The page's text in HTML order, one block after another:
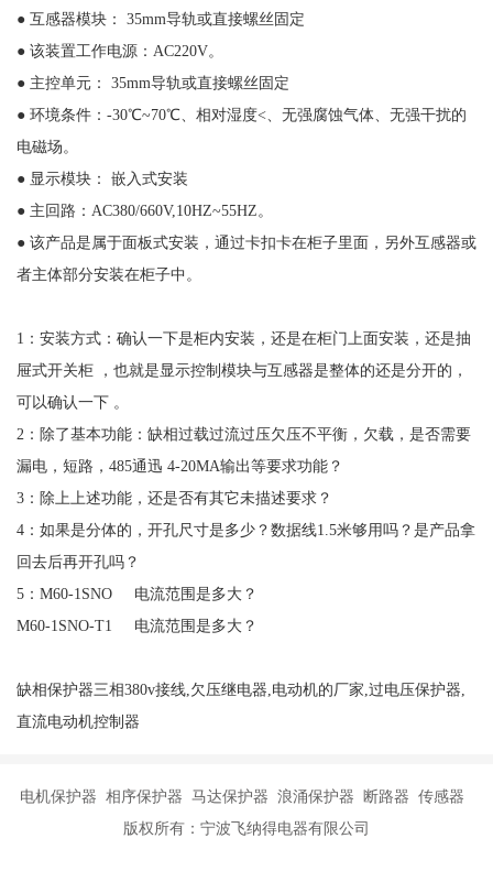
● 互感器模块： 35mm导轨或直接螺丝固定
● 该装置工作电源：AC220V。
● 主控单元： 35mm导轨或直接螺丝固定
● 环境条件：-30℃~70℃、相对湿度<、无强腐蚀气体、无强干扰的
电磁场。
● 显示模块： 嵌入式安装
● 主回路：AC380/660V,10HZ~55HZ。
● 该产品是属于面板式安装，通过卡扣卡在柜子里面，另外互感器或
者主体部分安装在柜子中。
1：安装方式：确认一下是柜内安装，还是在柜门上面安装，还是抽
屉式开关柜 ，也就是显示控制模块与互感器是整体的还是分开的，
可以确认一下 。
2：除了基本功能：缺相过载过流过压欠压不平衡，欠载，是否需要
漏电，短路，485通迅 4-20MA输出等要求功能？
3：除上上述功能，还是否有其它未描述要求？
4：如果是分体的，开孔尺寸是多少？数据线1.5米够用吗？是产品拿
回去后再开孔吗？
5：M60-1SNO 电流范围是多大？
M60-1SNO-T1 电流范围是多大？
缺相保护器三相380v接线,欠压继电器,电动机的厂家,过电压保护器,
直流电动机控制器
电机保护器 相序保护器 马达保护器 浪涌保护器 断路器 传感器
版权所有：宁波飞纳得电器有限公司